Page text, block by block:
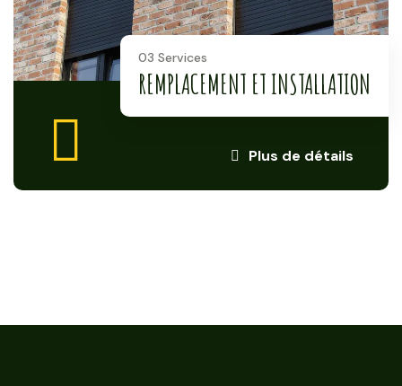
Plus de détails
03 Services
REMPLACEMENT ET INSTALLATION